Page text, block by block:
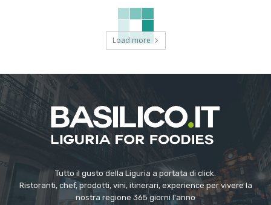
Load more
Tutto il gusto della Liguria a portata di click.
Ristoranti, chef, prodotti, vini, itinerari, experience per vivere la
nostra regione 365 giorni l'anno